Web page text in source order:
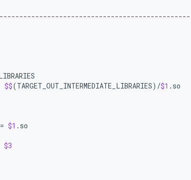
$$(TARGET_OUT_INTERMEDIATE_LIBRARIES) /$1
$1
$3